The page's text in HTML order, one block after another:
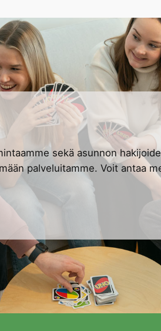
sekä asunnon
palveluitamme. Voit antaa